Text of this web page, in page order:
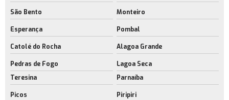
São Bento Monteiro
Esperança Pombal
Catolé do Rocha Alagoa Grande
Pedras de Fogo
Lagoa Seca
Teresina
Parnaíba
Picos Piripiri